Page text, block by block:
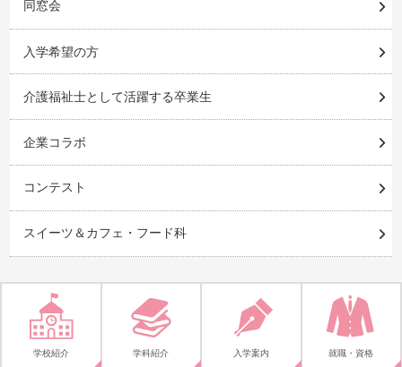
同窓会
入学希望の方
介護福祉士として活躍する卒業生
企業コラボ
コンテスト
スイーツ＆カフェ・フード科
学校紹介 学科紹介 入学案内 就職・資格